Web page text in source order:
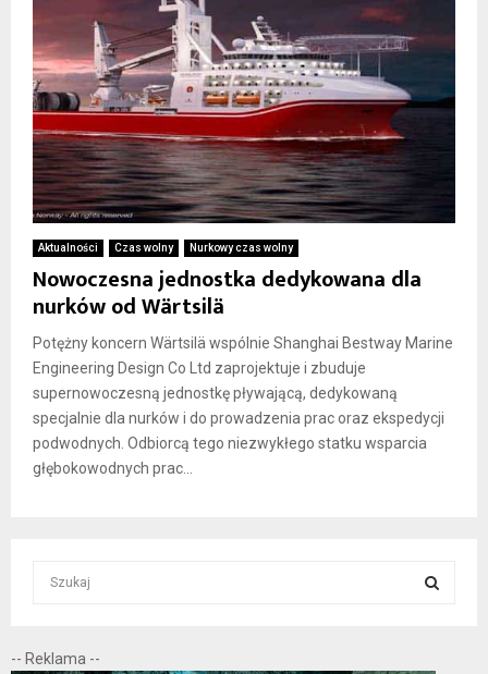
Aktualności Czas wolny Nurkowy czas wolny
Nowoczesna jednostka dedykowana dla
nurków od Wärtsilä
Potężny koncern Wärtsilä wspólnie Shanghai Bestway Marine
Engineering Design Co Ltd zaprojektuje i zbuduje
supernowoczesną jednostkę pływającą, dedykowaną
specjalnie dla nurków i do prowadzenia prac oraz ekspedycji
podwodnych. Odbiorcą tego niezwykłego statku wsparcia
głębokowodnych prac...
c
E
-- Reklama --